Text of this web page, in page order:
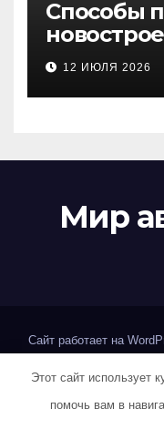
Способы
12 ИЮЛЯ 2026
Мир
Сайт работает на
Home Авторам
Этот сайт использует
помочь вам в